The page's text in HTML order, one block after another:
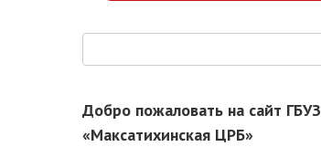
Добро пожаловать на сайт ГБУЗ
«Максатихинская ЦРБ»